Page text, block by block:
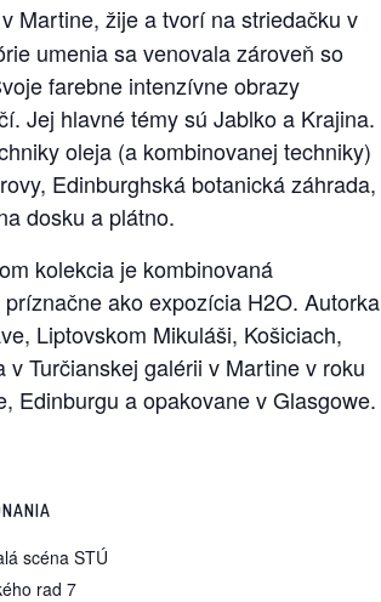
Martine, žije a tvorí na striedačku v
umenia sa venovala zároveň so
farebne intenzívne obrazy
Jej hlavné témy sú Jablko a Krajina.
oleja (a kombinovanej techniky)
Edinburghská botanická záhrada,
dosku a plátno.
kolekcia je kombinovaná
ako expozícia H2O. Autorka
Liptovskom Mikuláši, Košiciach,
Turčianskej galérii v Martine v roku
Edinburgu a opakovane v Glasgowe.
scéna STÚ
rad 7